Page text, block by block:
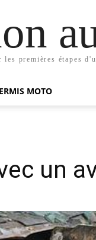
les premières étapes
MOTO
un